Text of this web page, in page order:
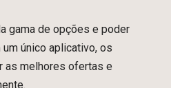
gama de opções e poder
um único aplicativo, os
as melhores ofertas e